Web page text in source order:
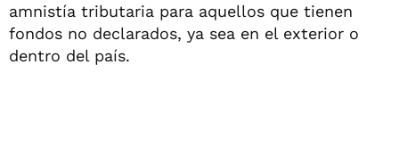
amnistía tributaria para aquellos que tienen
fondos no declarados, ya sea en el exterior o
dentro del país.